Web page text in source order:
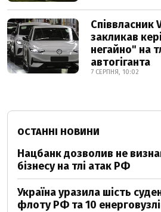
Співвласник
закликав
негайно" на
автогіганта
7 СЕРПНЯ, 10:02
ОСТАННІ НОВИНИ
Нацбанк дозволив не
бізнесу на тлі атак РФ
Україна уразила шість
флоту РФ та 10